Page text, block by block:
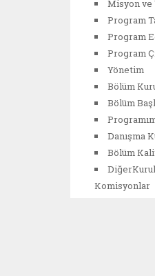
Misyon ve
Program
Program
Program
Yönetim
Bölüm
Bölüm
Danışma
Bölüm
Komisyonlar